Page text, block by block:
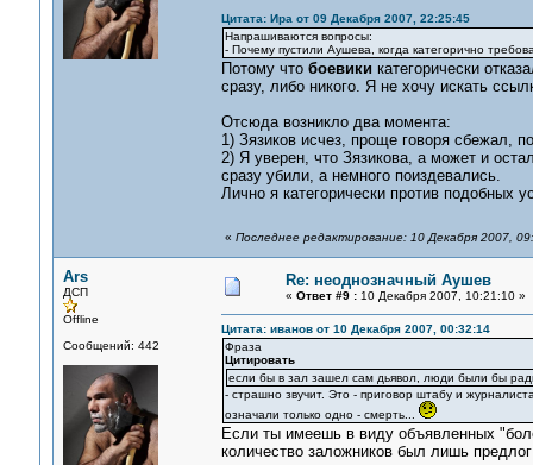
Цитата: Ира от 09 Декабря 2007, 22:25:45
Напрашиваются вопросы:
- Почему пустили Аушева, когда категорично
Потому что боевики категорически
сразу, либо никого. Я не хочу искать
Отсюда возникло два момента:
1) Зязиков исчез, проще говоря сбежал,
2) Я уверен, что Зязикова, а может и
сразу убили, а немного поиздевались.
Лично я категорически против подобных
« Последнее редактирование: 10 Декабря 2007,
Ars
ДСП
Offline
Сообщений: 442
Re: неоднозначный Аушев
« Ответ #9 :10 Декабря 2007, 10:21:10 »
Цитата: иванов от 10 Декабря 2007, 00:32:14
Фраза
Цитировать
если бы в зал зашел сам дьявол, люди были бы
- страшно звучит. Это - приговор штабу и
означали только одно - смерть...
Если ты имеешь в виду объявленных
количество заложников был лишь